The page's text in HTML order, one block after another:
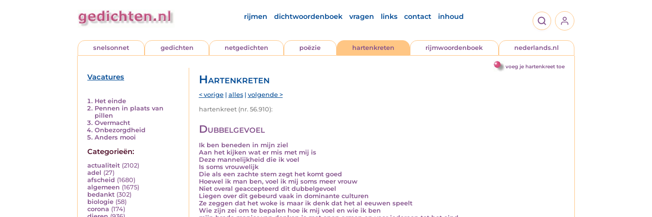
rijmen dichtwoordenboek vragen links contact inhoud
snelsonnet gedichten netgedichten poëzie hartenkreten rijmwoordenboek nederlands.nl
voeg je hartenkreet toe
Vacatures
Het einde
Pennen in plaats van
pillen
Overmacht
Onbezorgdheid
Anders mooi
Categorieën:
actualiteit (2102)
adel (27)
afscheid (1680)
algemeen (1675)
bedankt (302)
biologie (58)
corona (174)
Hartenkreten
< vorige| alles| volgende >
hartenkreet (nr. 56.910):
Dubbelgevoel
Ik ben beneden in mijn ziel
Aan het kijken wat er mis met mij is
Deze mannelijkheid die ik voel
Is soms vrouwelijk
Die als een zachte stem zegt het komt goed
Hoewel ik man ben, voel ik mij soms meer vrouw
Niet overal geaccepteerd dit dubbelgevoel
Liegen over dit gebeurd vaak in dominante culturen
Ze zeggen dat het woke is maar ik denk dat het al eeuwen speelt
Wie zijn zei om te bepalen hoe ik mij voel en wie ik ben